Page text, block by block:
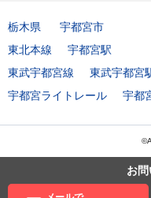
お
栃木県
宇都宮市
東北本線
宇都宮駅
東武宇都宮線
東武宇都宮
宇都宮ライトレール
宇都